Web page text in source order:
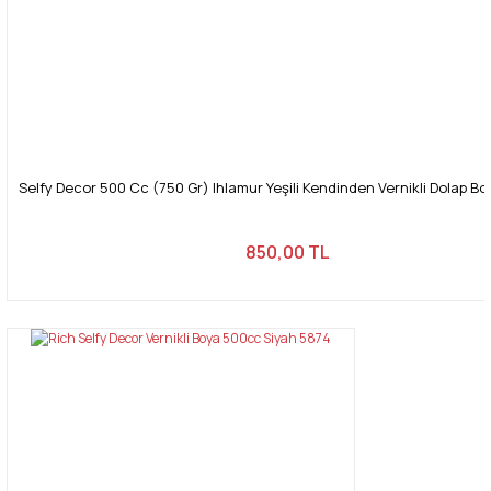
Selfy Decor 500 Cc (750 Gr) Ihlamur Yeşili Kendinden Vernikli Dolap
850,00 TL